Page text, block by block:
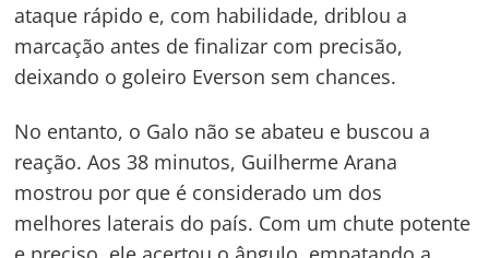
ataque rápido e, com habilidade, driblou a
marcação antes de finalizar com precisão,
deixando o goleiro Everson sem chances.
No entanto, o Galo não se abateu e buscou a
reação. Aos 38 minutos, Guilherme Arana
mostrou por que é considerado um dos
melhores laterais do país. Com um chute potente